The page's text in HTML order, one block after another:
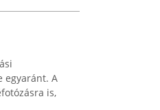
egyaránt. A
is,